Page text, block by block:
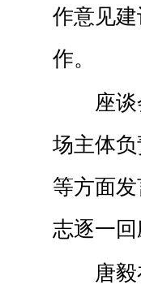
作意见
作。
座
场主体
等方面
志逐一回
唐